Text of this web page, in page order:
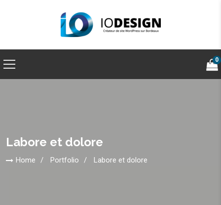
0
Labore et dolore
Home Portfolio Labore et dolore